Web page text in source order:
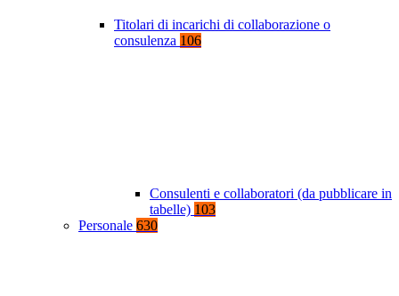
Titolari di incarichi di collaborazione o
consulenza 106
Consulenti e collaboratori (da pubblicare in
tabelle) 103
Personale 630